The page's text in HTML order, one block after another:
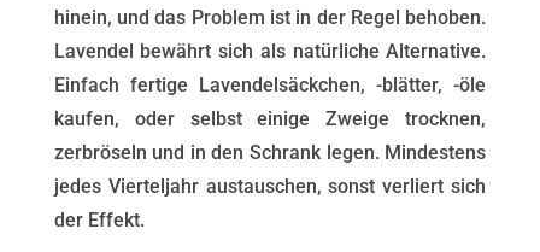
hinein, und das Problem ist in der Regel behoben.
Lavendel bewährt sich als natürliche Alternative.
Einfach fertige Lavendelsäckchen, -blätter, -öle
kaufen, oder selbst einige Zweige trocknen,
zerbröseln und in den Schrank legen. Mindestens
jedes Vierteljahr austauschen, sonst verliert sich
der Effekt.